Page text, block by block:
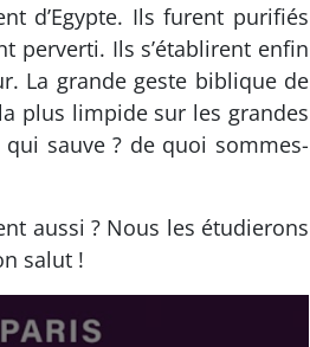
d’Egypte. Ils furent purifiés
perverti. Ils s’établirent enfin
La grande geste biblique de
plus limpide sur les grandes
sauve ? de quoi sommes-
aussi ? Nous les étudierons
salut !